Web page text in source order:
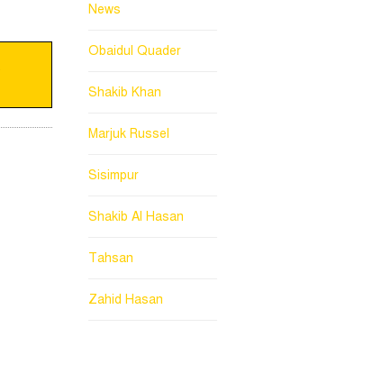
News
Obaidul Quader
Shakib Khan
Marjuk Russel
Sisimpur
Shakib Al Hasan
Tahsan
Zahid Hasan